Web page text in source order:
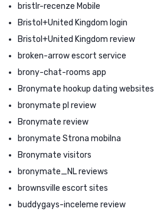
bristlr-recenze Mobile
Bristol+United Kingdom login
Bristol+United Kingdom review
broken-arrow escort service
brony-chat-rooms app
Bronymate hookup dating websites
bronymate pl review
Bronymate review
bronymate Strona mobilna
Bronymate visitors
bronymate_NL reviews
brownsville escort sites
buddygays-inceleme review